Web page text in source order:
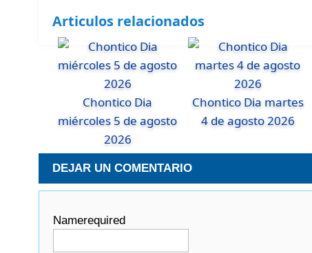
Articulos relacionados
Chontico Dia
miércoles 5 de agosto
2026
Chontico Dia martes
4 de agosto 2026
DEJAR UN COMENTARIO
Namerequired